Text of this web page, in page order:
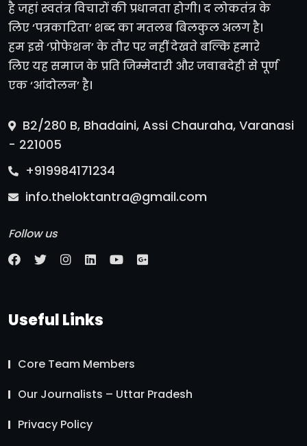
है जहां स्वतंत्र विचारों की प्रधानता होगी। द लोकतंत्र के
लिए ‘पत्रकारिता’ शब्द का मतलब बिलकुल अलग है।
हम इसे ‘प्रोफेशन’ के तौर पर नहीं देखते बल्कि हमारे
लिए यह समाज के प्रति जिम्मेदारी और जवाबदेही से पूर्ण
एक ‘आंदोलन’ है।
B2/280 B, Bhadaini, Assi Chauraha, Varanasi
- 221005
+919984171234
info.theloktantra@gmail.com
Follow us
Useful Links
Core Team Members
Our Journalists – Uttar Pradesh
Privacy Policy